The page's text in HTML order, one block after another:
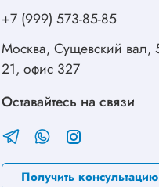
+7 (999) 573-85-85
Москва, Сущевский вал,
21, офис 327
Оставайтесь на связи
Получить консультацию